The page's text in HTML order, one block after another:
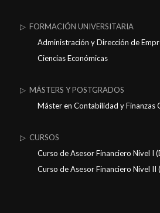
▷ FORMACIÓN UNIVERSITARIA
Administración y Dirección de
Ciencias Económicas
▷ MÁSTERS Y POSTGRADOS
Máster en Contabilidad y Finanzas
▷ CURSOS
Curso de Asesor Financiero Nivel I
Curso de Asesor Financiero Nivel II